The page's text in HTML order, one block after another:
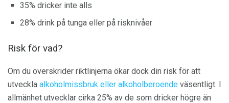
35% dricker inte alls
28% drink på tunga eller på risknivåer
Risk för vad?
Om du överskrider riktlinjerna ökar dock din risk för att
utveckla alkoholmissbruk eller alkoholberoende väsentligt. I
allmänhet utvecklar cirka 25% av de som dricker högre än